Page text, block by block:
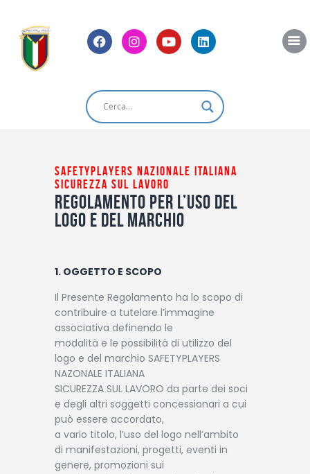
Home
News
Blog
Eventi
Contatti
SAFETYPLAYERS NAZIONALE ITALIANA
SICUREZZA SUL LAVORO
Regolamento per l’uso del
logo e del marchio
1. OGGETTO E SCOPO
Il Presente Regolamento ha lo scopo di
contribuire a tutelare l’immagine
associativa definendo le
modalità e le possibilità di utilizzo del
logo e del marchio SAFETYPLAYERS
NAZONALE ITALIANA
SICUREZZA SUL LAVORO da parte dei soci
e degli altri soggetti concessionari a cui
può essere accordato,
a vario titolo, l’uso del logo nell’ambito
di manifestazioni, progetti, eventi in
genere, promozioni sui